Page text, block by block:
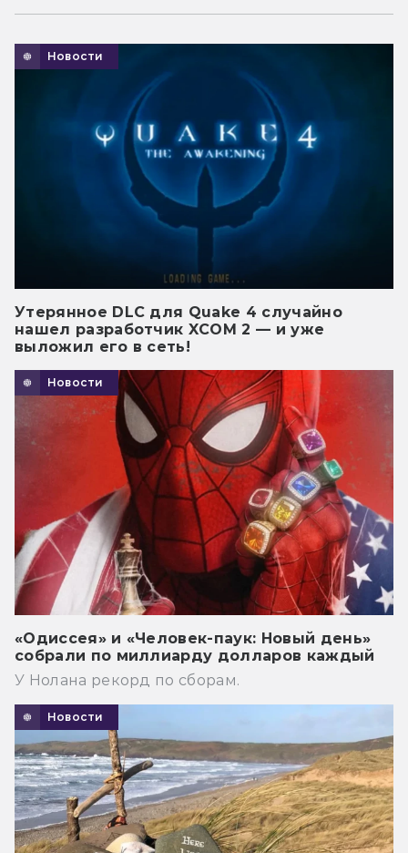
Новости
Утерянное DLC для Quake 4 случайно
нашел разработчик XCOM 2 — и уже
выложил его в сеть!
Новости
«Одиссея» и «Человек-паук: Новый день»
собрали по миллиарду долларов каждый
У Нолана рекорд по сборам.
Новости